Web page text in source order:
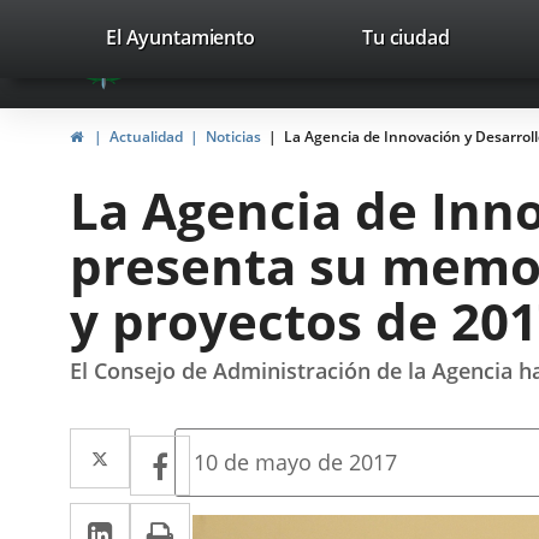
Portal
Web
del
Valladolid
avaTop
valladolid.es
El Ayuntamiento Tu ciudad
InicioActualidad Noticias La Agencia de Innovación y
La Agencia de
presenta su
y proyectos de
El Consejo de Administración de la Agencia
Twitter
Enlace
a
una
Facebook
Enlace
a
LinkedIn
EnlaceImprimir
Fecha
la
10 de mayo de 2017